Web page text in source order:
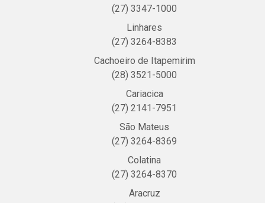
(27) 3347-1000
Linhares
(27) 3264-8383
Cachoeiro de Itapemirim
(28) 3521-5000
Cariacica
(27) 2141-7951
São Mateus
(27) 3264-8369
Colatina
(27) 3264-8370
Aracruz